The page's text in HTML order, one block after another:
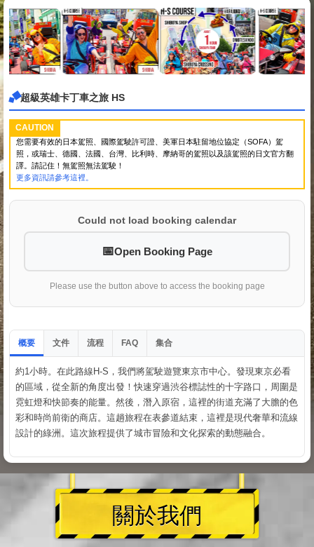
超級英雄卡丁車之旅 HS
CAUTION
您需要有效的日本駕照、國際駕駛許可證、美軍日本駐留地位協定（SOFA）駕
照，或瑞士、德國、法國、台灣、比利時、摩納哥的駕照以及該駕照的日文官方翻
譯。請記住！無駕照無法駕駛！
更多資訊請參考這裡。
Could not load booking calendar
Open Booking Page
Please use the button above to access the booking page
概要 文件 流程 FAQ 集合
約1小時。在此路線H-S，我們將駕駛遊覽東京市中心。發現東京必看
的區域，從全新的角度出發！快速穿過渋谷標誌性的十字路口，周圍是
霓虹燈和快節奏的能量。然後，潛入原宿，這裡的街道充滿了大膽的色
彩和時尚前衛的商店。這趟旅程在表參道結束，這裡是現代奢華和流線
設計的綠洲。這次旅程提供了城市冒險和文化探索的動態融合。
關於我們